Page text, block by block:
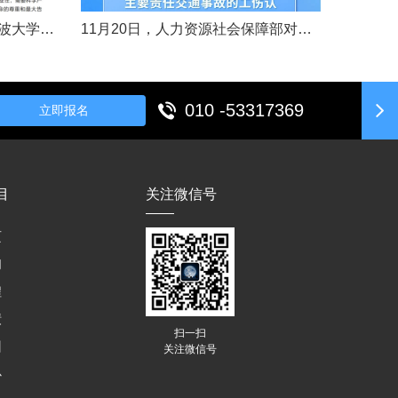
11月14日，女婴“小洛熙”在宁波大学附属妇女儿童医院接受心脏手术后不幸离世，连日来牵动着很多人的心，引发社会关注。记者了解到，从11月17日起，宁波市就成立了调查组并进行全面调查。12月14日，初步调查结果公布，相关人员受到处理。根据家属要求，宁波市委托湖北崇新司法鉴定中心进行尸检。12月19日，在第三方公证机构公证下，尸检报告移交“小洛熙”家属。针对家属就手术治疗过程提出的质疑，根据《医疗事故...... 11月20日，人力资源社会保障部对外发布关于执行《工伤保险条例》若干问题的意见（三），进一步解决工伤保险实践问题，更好保障职工和用人单位合法权益。意见（三）明确职工工伤医疗救治中受到医疗侵权、居家工作、上下班途中发生非本人主要责任交通事故等5类情形工伤认定及认定依据。其中包括：职工因工作原因受到事故伤害或患职业病，在治疗过程中，医疗机构的医疗侵权并不影响原工伤事故或职业病的工伤认定；按照单位安排居......
立即报名 010 -53317369
关注微信号
扫一扫
关注微信号